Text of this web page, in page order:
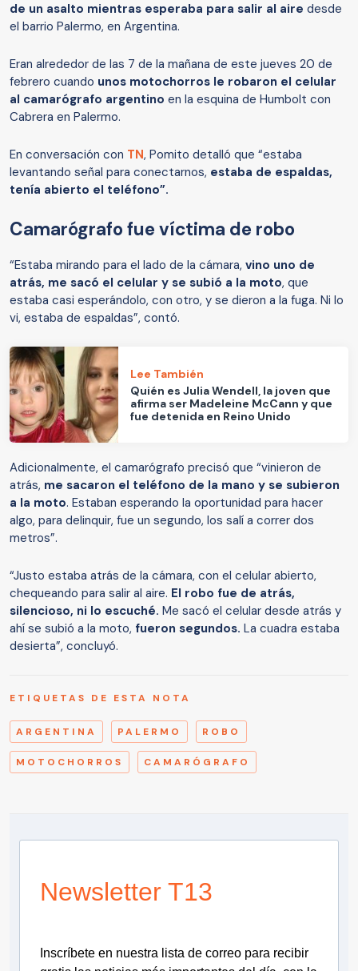
de un asalto mientras esperaba para salir al aire desde
el barrio Palermo, en Argentina.
Eran alrededor de las 7 de la mañana de este jueves 20 de
febrero cuando unos motochorros le robaron el celular
al camarógrafo argentino en la esquina de Humbolt con
Cabrera en Palermo.
En conversación con TN, Pomito detalló que “estaba
levantando señal para conectarnos, estaba de espaldas,
tenía abierto el teléfono”.
Camarógrafo fue víctima de robo
“Estaba mirando para el lado de la cámara, vino uno de
atrás, me sacó el celular y se subió a la moto, que
estaba casi esperándolo, con otro, y se dieron a la fuga. Ni lo
vi, estaba de espaldas”, contó.
Lee También
Quién es Julia Wendell, la joven que
afirma ser Madeleine McCann y que
fue detenida en Reino Unido
Adicionalmente, el camarógrafo precisó que “vinieron de
atrás, me sacaron el teléfono de la mano y se subieron
a la moto. Estaban esperando la oportunidad para hacer
algo, para delinquir, fue un segundo, los salí a correr dos
metros”.
“Justo estaba atrás de la cámara, con el celular abierto,
chequeando para salir al aire. El robo fue de atrás,
silencioso, ni lo escuché. Me sacó el celular desde atrás y
ahí se subió a la moto, fueron segundos. La cuadra estaba
desierta”, concluyó.
ETIQUETAS DE ESTA NOTA
ARGENTINA PALERMO ROBO
MOTOCHORROS CAMARÓGRAFO
Newsletter T13
Inscríbete en nuestra lista de correo para recibir